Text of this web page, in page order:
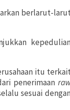
berlarut-
itu
penerimaan
sesuai